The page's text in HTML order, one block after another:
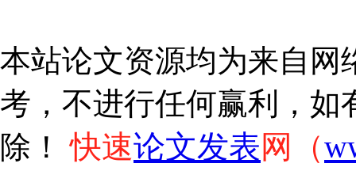
本站论文资源均为来自网
考，不进行任何赢利，如
除！快速论文发表网（